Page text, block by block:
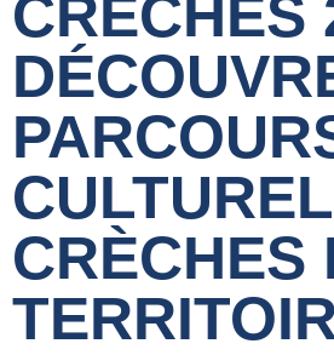
CRÈCHES
CRÈCHES